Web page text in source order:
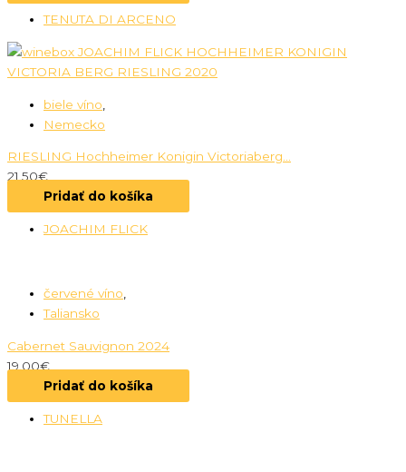
TENUTA DI ARCENO
biele víno
Nemecko
RIESLING Hochheimer Konigin Victoriaberg...
21.50€
Pridať do košíka
JOACHIM FLICK
červené víno,
Taliansko
Cabernet Sauvignon 2024
19.00€
Pridať do košíka
TUNELLA